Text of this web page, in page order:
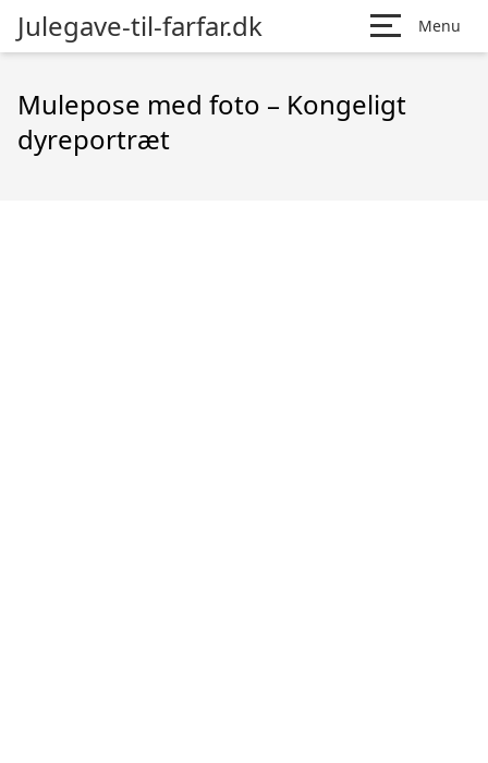
Julegave-til-farfar.dk Menu
Mulepose med foto – Kongeligt
dyreportræt